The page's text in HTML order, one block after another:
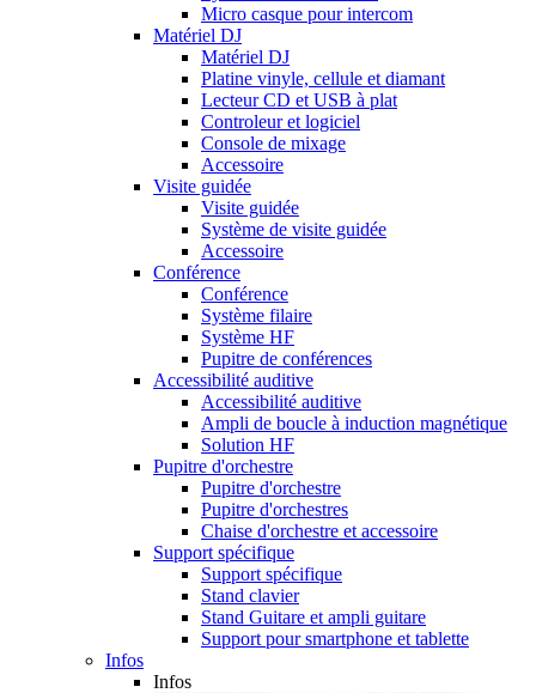
Micro casque pour intercom
Matériel DJ
Matériel DJ
Platine vinyle, cellule et diamant
Lecteur CD et USB à plat
Controleur et logiciel
Console de mixage
Accessoire
Visite guidée
Visite guidée
Système de visite guidée
Accessoire
Conférence
Conférence
Système filaire
Système HF
Pupitre de conférences
Accessibilité auditive
Accessibilité auditive
Ampli de boucle à induction magnétique
Solution HF
Pupitre d'orchestre
Pupitre d'orchestre
Pupitre d'orchestres
Chaise d'orchestre et accessoire
Support spécifique
Support spécifique
Stand clavier
Stand Guitare et ampli guitare
Support pour smartphone et tablette
Infos
Infos